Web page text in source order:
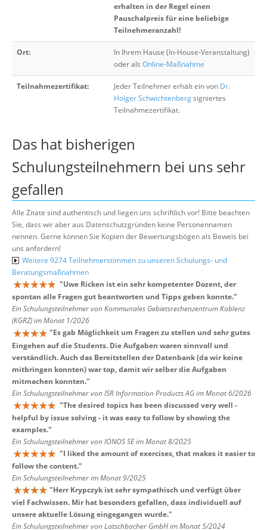
erhalten in der Regel einen
Pauschalpreis für eine beliebige
Teilnehmeranzahl!
Ort:
In Ihrem Hause (In-House-Veranstaltung)
oder als Online-Maßnahme
Teilnahmezertifikat: Jeder Teilnehmer erhält ein von Dr.
Holger Schwichtenbergsigniertes
Teilnahmezertifikat.
Das hat bisherigen
Schulungsteilnehmern bei uns sehr
gefallen
Alle Zitate sind authentisch und liegen uns schriftlich vor! Bitte beachten
Sie, dass wir aber aus Datenschutzgründen keine Personennamen
nennen. Gerne können Sie Kopien der Bewertungsbögen als Beweis bei
uns anfordern!
Weitere 9274 Teilnehmerstimmen zu unseren Schulungs- und
Beratungsmaßnahmen
"Uwe Ricken ist ein sehr kompetenter Dozent, der
spontan alle Fragen gut beantworten und Tipps geben konnte."
Ein Schulungsteilnehmer von Kommunales Gebietsrechenzentrum Koblenz
(KGRZ) im Monat 1/2026
"Es gab Möglichkeit um Fragen zu stellen und sehr gutes
Eingehen auf die Students. Die Aufgaben waren sinnvoll und
verständlich. Auch das Bereitstellen der Datenbank (da wir keine
mitbringen konnten) war top, damit wir selber die Aufgaben
mitmachen konnten."
Ein Schulungsteilnehmer von ISR Information Products AG im Monat 6/2026
"The desired topics has been discussed very well -
helpful by issue solving - it was easy to follow by showing the
examples."
Ein Schulungsteilnehmer von IONOS SE im Monat 8/2025
"I liked the amount of exercises, that makes it easier to
follow the content."
Ein Schulungsteilnehmer im Monat 9/2025
"Herr Krypczyk ist sehr sympathisch und verfügt über
viel Fachwissen. Mir hat besonders gefallen, dass individuell auf
unsere aktuelle Lösung eingegangen wurde."
Ein Schulungsteilnehmer von Latschbacher GmbH im Monat 5/2024